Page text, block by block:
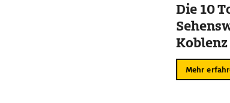
Die 10
Koblenz
Mehr